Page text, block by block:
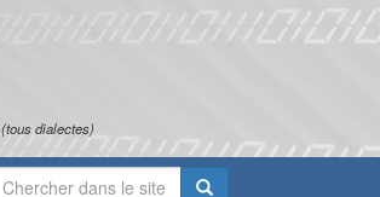
(tous dialectes)